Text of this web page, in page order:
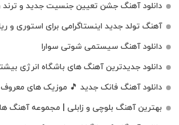
دانلود آهنگ جشن تعیین جنسیت جدید و ترند
آهنگ تولد جدید اینستاگرامی برای استوری و
دانلود آهنگ سیستمی شوتی سوارا
دانلود جدیدترین آهنگ‌ های باشگاه انرژی
دانلود آهنگ فانک جدید 🎵 موزیک‌ های
بهترین آهنگ بلوچی و زابلی | مجموعه آهنگ‌